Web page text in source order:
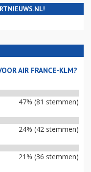
AIR FRANCE-KLM?
47% (81 stemmen)
24% (42 stemmen)
21% (36 stemmen)